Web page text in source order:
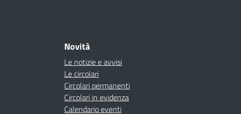
Novità
Le notizie e avvisi
Le circolari
Circolari permanenti
Circolari in evidenza
Calendario eventi